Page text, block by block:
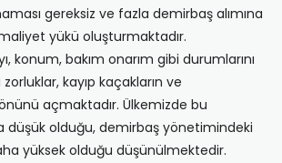
gereksiz ve fazla demirbaş alımına
yükü oluşturmaktadır.
konum, bakım onarım gibi durumlarını
kayıp kaçakların ve
açmaktadır. Ülkemizde bu
düşük olduğu, demirbaş yönetimindeki
yüksek olduğu düşünülmektedir.